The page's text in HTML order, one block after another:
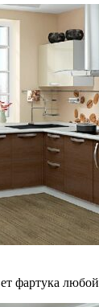
фартука любой